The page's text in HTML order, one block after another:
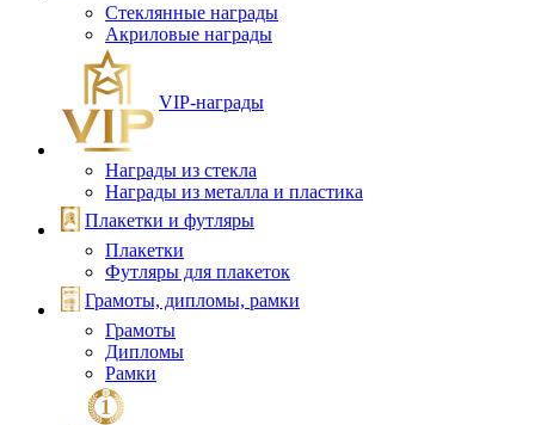
Стеклянные награды
Акриловые награды
VIP‑награды
Награды из стекла
Награды из металла и пластика
Плакетки и футляры
Плакетки
Футляры для плакеток
Грамоты, дипломы, рамки
Грамоты
Дипломы
Рамки